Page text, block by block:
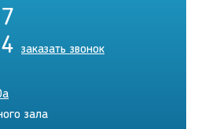
заказать звонок
зала